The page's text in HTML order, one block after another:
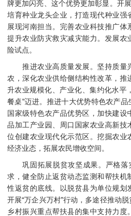
牌更加闪亮、这个优势更加彰显。开
培育种业龙头企业，打造现代种业强
展现河南担当。完善农业科技推广体
提升农业防灾救灾减灾能力。发展农
险试点。
推进农业高质量发展。坚持质量
农，深化农业供给侧结构性改革，推
升农业规模化、产业化、集约化水平
餐桌”迈进。推进十大优势特色农产
国家级特色农产品优势区，加快建设
品加工产业园、周口国家农业高新技
位创建农业现代化示范区。挖掘农业
经济业态，拓展农民增收空间。
巩固拓展脱贫攻坚成果。严格落
求，健全防止返贫动态监测和帮扶机
性返贫的底线。以脱贫县为单位规划
开展“万企兴万村”行动，多途径推动
乡村振兴重点帮扶县的集中支持力度